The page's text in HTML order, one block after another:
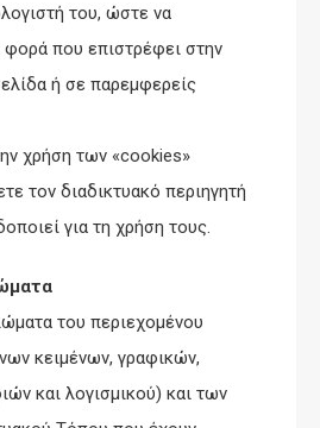
του, ώστε να
φορά που επιστρέφει στην
ή σε παρεμφερείς
χρήση των «cookies»
τον διαδικτυακό περιηγητή
για τη χρήση τους.
του περιεχομένου
κειμένων, γραφικών,
και λογισμικού) και των